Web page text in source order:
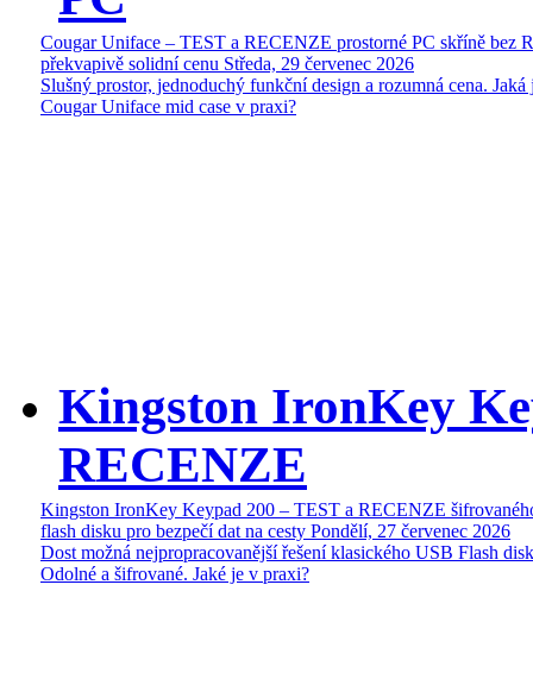
Cougar Uniface – TEST a RECENZE prostorné PC skříně bez
překvapivě solidní cenu Středa, 29 červenec 2026
Slušný prostor, jednoduchý funkční design a rozumná cena. Jaká
Cougar Uniface mid case v praxi?
Kingston IronKey
RECENZE
Kingston IronKey Keypad 200 – TEST a RECENZE
flash disku pro bezpečí dat na cesty Pondělí, 27 červenec 2026
Dost možná nejpropracovanější řešení klasického USB Flash
Odolné a šifrované. Jaké je v praxi?